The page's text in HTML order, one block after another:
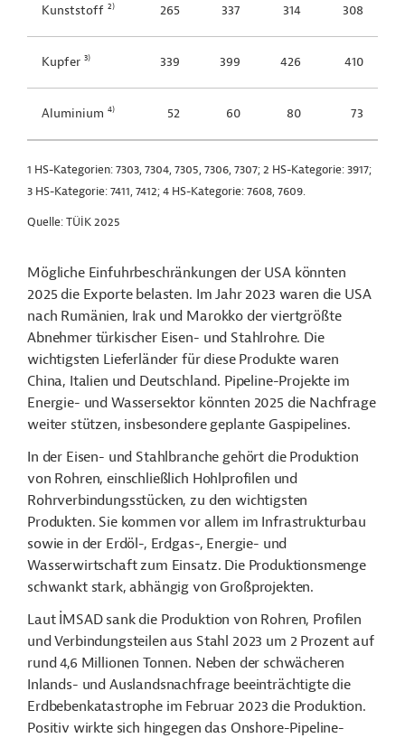
Kunststoff 2) 265 337 314 308
Kupfer 3) 339 399 426 410
Aluminium 4) 52 60 80 73
1 HS-Kategorien: 7303, 7304, 7305, 7306, 7307; 2 HS-Kategorie: 3917;
3 HS-Kategorie: 7411, 7412; 4 HS-Kategorie: 7608, 7609.
Quelle: TÜİK 2025
Mögliche Einfuhrbeschränkungen der USA könnten
2025 die Exporte belasten. Im Jahr 2023 waren die USA
nach Rumänien, Irak und Marokko der viertgrößte
Abnehmer türkischer Eisen- und Stahlrohre. Die
wichtigsten Lieferländer für diese Produkte waren
China, Italien und Deutschland. Pipeline-Projekte im
Energie- und Wassersektor könnten 2025 die Nachfrage
weiter stützen, insbesondere geplante Gaspipelines.
In der Eisen- und Stahlbranche gehört die Produktion
von Rohren, einschließlich Hohlprofilen und
Rohrverbindungsstücken, zu den wichtigsten
Produkten. Sie kommen vor allem im Infrastrukturbau
sowie in der Erdöl-, Erdgas-, Energie- und
Wasserwirtschaft zum Einsatz. Die Produktionsmenge
schwankt stark, abhängig von Großprojekten.
Laut İMSAD sank die Produktion von Rohren, Profilen
und Verbindungsteilen aus Stahl 2023 um 2 Prozent auf
rund 4,6 Millionen Tonnen. Neben der schwächeren
Inlands- und Auslandsnachfrage beeinträchtigte die
Erdbebenkatastrophe im Februar 2023 die Produktion.
Positiv wirkte sich hingegen das Onshore-Pipeline-